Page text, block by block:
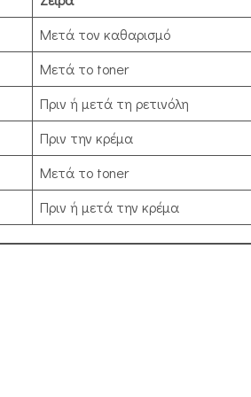
Μετά τον καθαρισμό
Μετά το toner
Πριν ή μετά τη ρετινόλη
Πριν την κρέμα
Μετά το toner
Πριν ή μετά την κρέμα